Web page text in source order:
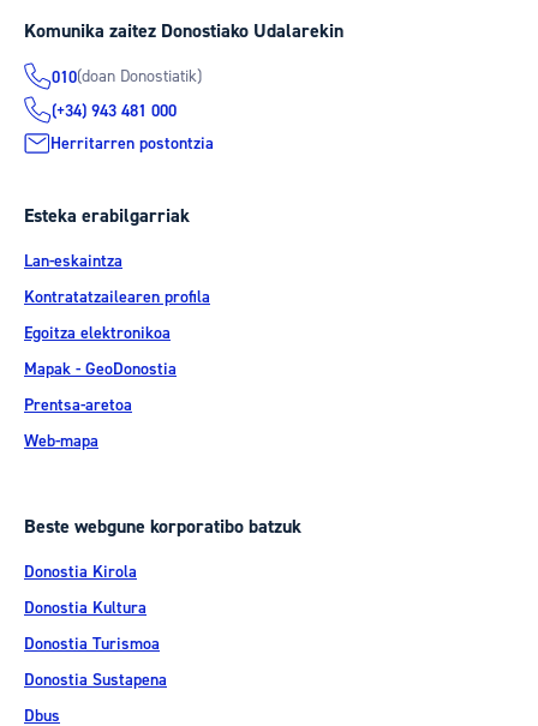
Komunika zaitez Donostiako Udalarekin
010(doan Donostiatik)
(+34) 943 481 000
Herritarren postontzia
Esteka erabilgarriak
Lan-eskaintza
Kontratatzailearen profila
Egoitza elektronikoa
Mapak - GeoDonostia
Prentsa-aretoa
Web-mapa
Beste webgune korporatibo batzuk
Donostia Kirola
Donostia Kultura
Donostia Turismoa
Donostia Sustapena
Dbus